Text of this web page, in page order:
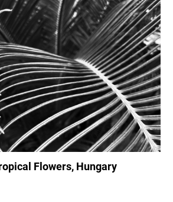
Flowers, Hungary